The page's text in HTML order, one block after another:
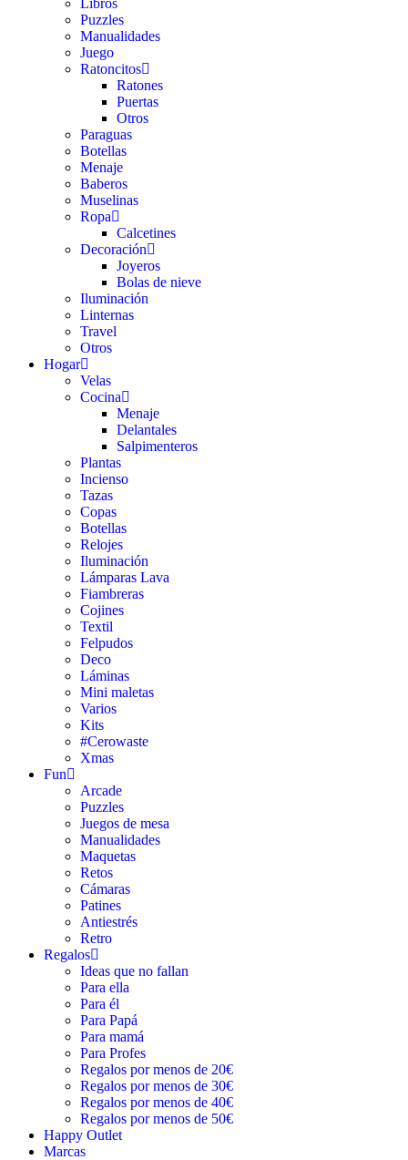
Libros
Puzzles
Manualidades
Juego
Ratoncitos
Ratones
Puertas
Otros
Paraguas
Botellas
Menaje
Baberos
Muselinas
Ropa
Calcetines
Decoración
Joyeros
Bolas de nieve
Iluminación
Linternas
Travel
Otros
Hogar
Velas
Cocina
Menaje
Delantales
Salpimenteros
Plantas
Incienso
Tazas
Copas
Botellas
Relojes
Iluminación
Lámparas Lava
Fiambreras
Cojines
Textil
Felpudos
Deco
Láminas
Mini maletas
Varios
Kits
#Cerowaste
Xmas
Fun
Arcade
Puzzles
Juegos de mesa
Manualidades
Maquetas
Retos
Cámaras
Patines
Antiestrés
Retro
Regalos
Ideas que no fallan
Para ella
Para él
Para Papá
Para mamá
Para Profes
Regalos por menos de 20€
Regalos por menos de 30€
Regalos por menos de 40€
Regalos por menos de 50€
Happy Outlet
Marcas